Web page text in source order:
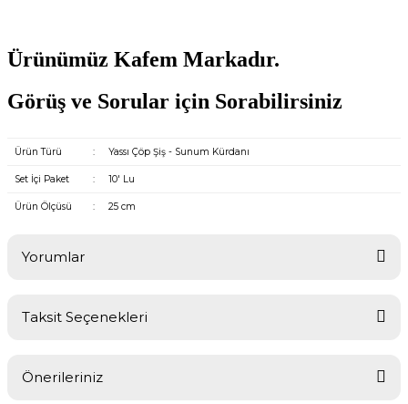
Ürünümüz Kafem Markadır.
Görüş ve Sorular için Sorabilirsiniz
Ürün Türü : Yassı Çöp Şiş - Sunum Kürdanı
Set İçi Paket : 10' Lu
Ürün Ölçüsü : 25 cm
Yorumlar
Taksit Seçenekleri
Önerileriniz